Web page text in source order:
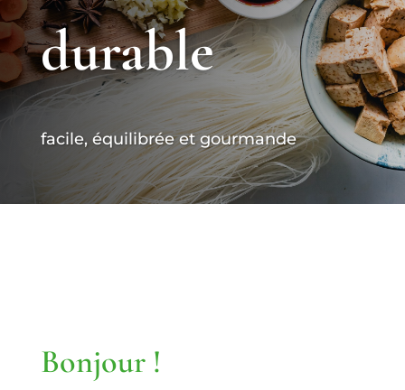
durable
facile, équilibrée et gourmande
Bonjour !